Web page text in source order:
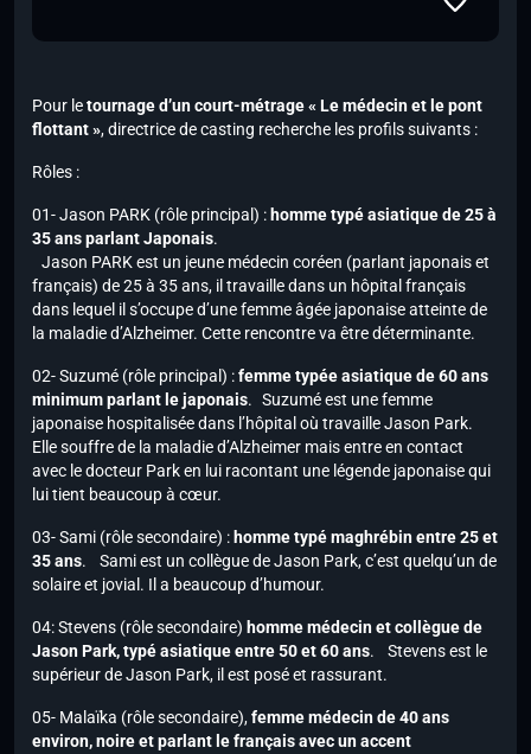
Pour letournage d’un court-métrage « Le médecin et le pont
flottant », directrice de casting recherche les profils suivants :
Rôles :
01- Jason PARK (rôle principal) : homme typé asiatique de 25 à
35 ans parlant Japonais.
Jason PARK est un jeune médecin coréen (parlant japonais et
français) de 25 à 35 ans, il travaille dans un hôpital français
dans lequel il s’occupe d’une femme âgée japonaise atteinte de
la maladie d’Alzheimer. Cette rencontre va être déterminante.
02- Suzumé (rôle principal) :femme typée asiatique de 60 ans
minimum parlant le japonais. Suzumé est une femme
japonaise hospitalisée dans l’hôpital où travaille Jason Park.
Elle souffre de la maladie d’Alzheimer mais entre en contact
avec le docteur Park en lui racontant une légende japonaise qui
lui tient beaucoup à cœur.
03- Sami (rôle secondaire) : homme typé maghrébin entre 25 et
35 ans. Sami est un collègue de Jason Park, c’est quelqu’un de
solaire et jovial. Il a beaucoup d’humour.
04: Stevens (rôle secondaire) homme médecin et collègue de
Jason Park, typé asiatique entre 50 et 60 ans. Stevens est le
supérieur de Jason Park, il est posé et rassurant.
05- Malaïka (rôle secondaire),femme médecin de 40 ans
environ, noire et parlant le français avec un accent